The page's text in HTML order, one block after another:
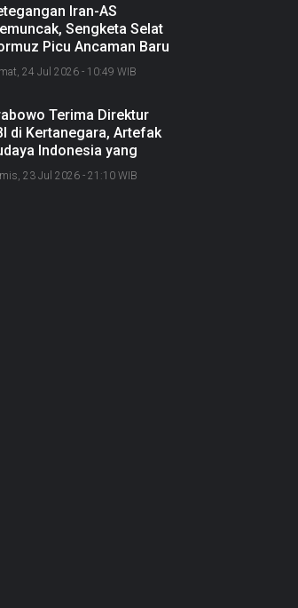
Iran-AS
Sengketa Selat
Picu Ancaman Baru
Jalur Minyak Dunia
24 Jul 2026 - 10:49 WIB
Terima Direktur
di Kertanegara, Artefak
Indonesia yang
Dipulangkan
23 Jul 2026 - 21:10 WIB